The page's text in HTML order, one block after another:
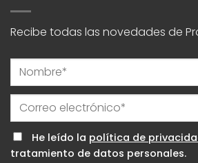
Recibe todas las novedades de
He leído la política de
tratamiento de datos personales.